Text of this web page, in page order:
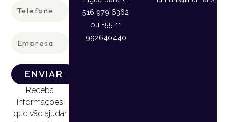
ENVIAR
Receba
informações
que vão ajudar
516 979 6362
ou +55 11
992640440